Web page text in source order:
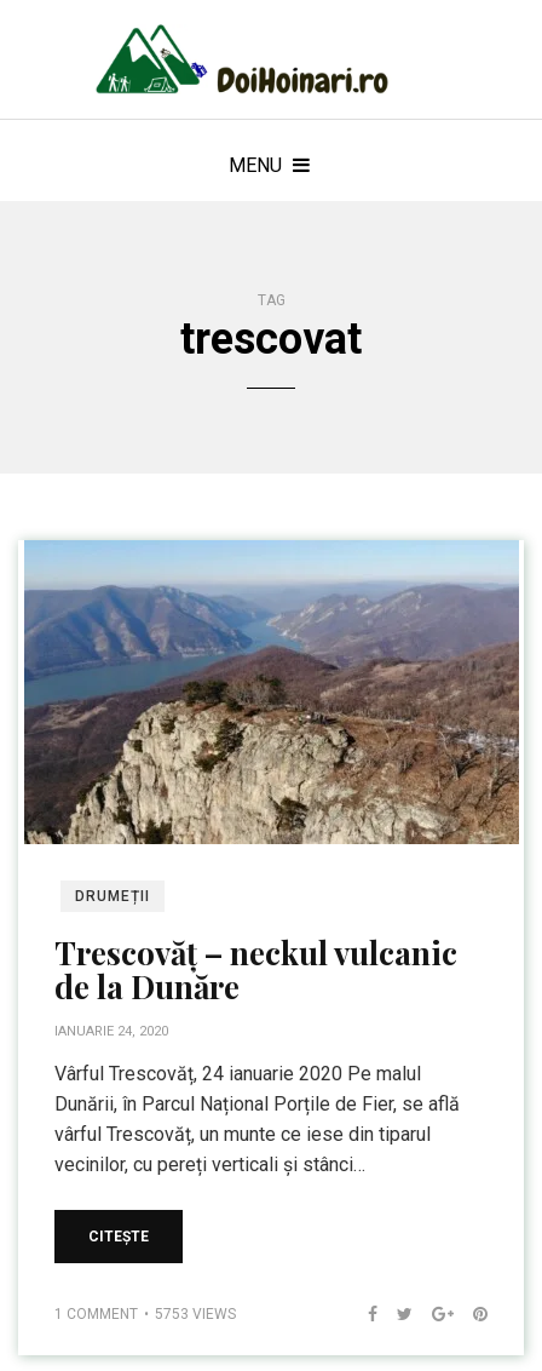
MENU
TAG
trescovat
DRUMEȚII
Trescovăț – neckul vulcanic
de la Dunăre
IANUARIE 24, 2020
Vârful Trescovăț, 24 ianuarie 2020 Pe malul
Dunării, în Parcul Național Porțile de Fier, se află
vârful Trescovăț, un munte ce iese din tiparul
vecinilor, cu pereți verticali și stânci…
CITEȘTE
1 COMMENT 5753 VIEWS